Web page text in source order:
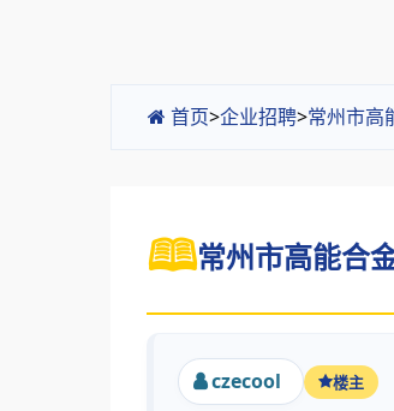
首页>企业招聘>常州市高
常州市高能合
czecool 楼主